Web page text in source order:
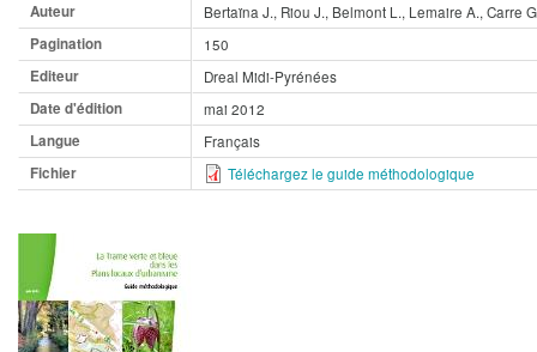
Auteur
Bertaïna J., Riou J., Belmont L., Lemaire A., Carre
Pagination
150
Editeur
Dreal Midi-Pyrénées
Date d'édition
mai 2012
Langue
Français
Fichier
Téléchargez le guide méthodologique